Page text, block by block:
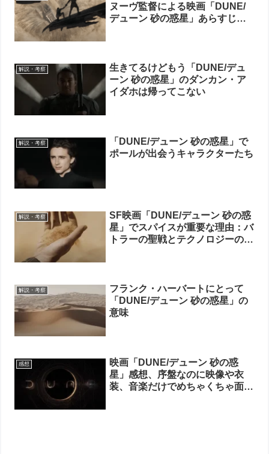
ヌーヴ監督による映画「DUNE/
デューン 砂の惑星」あらすじ・
解説・考察
生きてるけどもう「DUNE/デュ
ーン 砂の惑星」のダンカン・ア
イダホは帰ってこない
解説・考察
「DUNE/デューン 砂の惑星」で
ポールが出会うキャラクターたち
解説・考察
SF映画「DUNE/デューン 砂の惑
星」でスパイスが重要な理由：バ
トラーの聖戦とテクノロジーの停
解説・考察
フランク・ハーバートにとって
「DUNE/デューン 砂の惑星」の
意味
感想
映画「DUNE/デューン 砂の惑
星」感想、序盤なのに映像や衣
装、音楽だけでめちゃくちゃ面白